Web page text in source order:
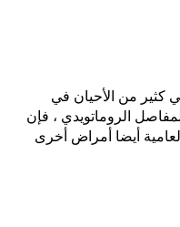
كثير من الأحيان في
الروماتويدي ، فإن
أيضا أمراض أخرى